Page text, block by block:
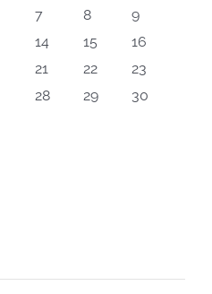
7 8
9
14 15
16
21 22
23
28 29
30